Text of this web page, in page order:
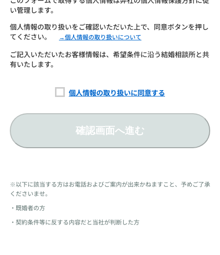
い管理します。
個人情報の取り扱いをご確認いただいた上で、同意ボタンを押し
てください。
→個人情報の取り扱いについて
ご記入いただいたお客様情報は、希望条件に沿う結婚相談所と共
有いたします。
個人情報の取り扱いに同意する
確認画面へ進む
※以下に該当する方はお電話およびご案内が出来かねますこと、予めご了承
くださいませ。
・既婚者の方
・契約条件等に反する内容だと当社が判断した方